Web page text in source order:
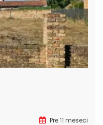
Pre 11 meseci